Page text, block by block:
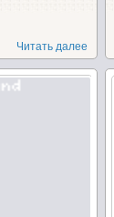
Читать далее